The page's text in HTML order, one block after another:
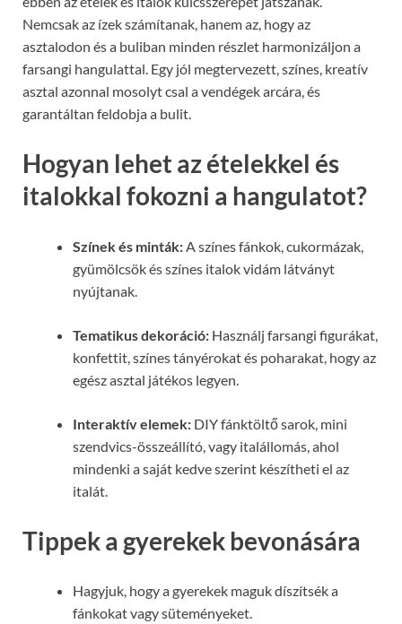
Nemcsak az ízek számítanak, hanem az, hogy az
asztalodon és a buliban minden részlet harmonizáljon a
farsangi hangulattal. Egy jól megtervezett, színes, kreatív
asztal azonnal mosolyt csal a vendégek arcára, és
garantáltan feldobja a bulit.
Hogyan lehet az ételekkel és
italokkal fokozni a hangulatot?
Színek és minták: A színes fánkok, cukormázak,
gyümölcsök és színes italok vidám látványt
nyújtanak.
Tematikus dekoráció: Használj farsangi figurákat,
konfettit, színes tányérokat és poharakat, hogy az
egész asztal játékos legyen.
Interaktív elemek: DIY fánktöltő sarok, mini
szendvics-összeállító, vagy italállomás, ahol
mindenki a saját kedve szerint készítheti el az
italát.
Tippek a gyerekek bevonására
Hagyjuk, hogy a gyerekek maguk díszítsék a
fánkokat vagy süteményeket.